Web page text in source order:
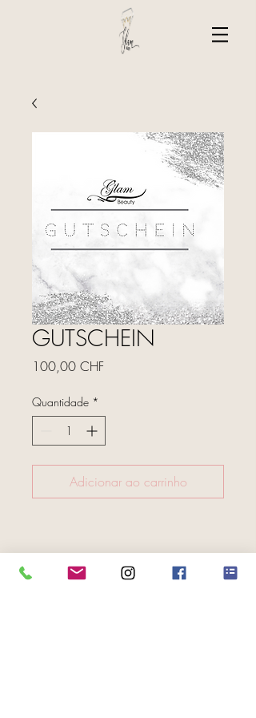
GUTSCHEIN
100,00 CHFPreço
Quantidade *
Adicionar ao carrinho
FOLGE UNS